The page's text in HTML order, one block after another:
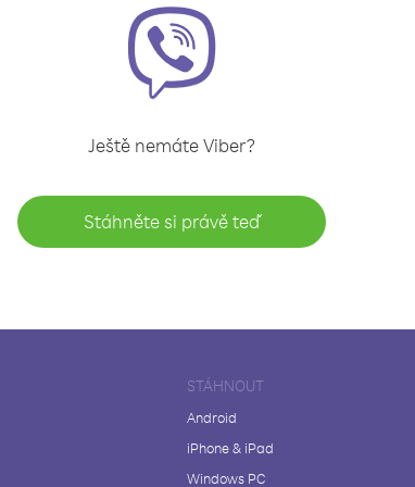
Ještě nemáte Viber?
Stáhněte si právě teď
STÁHNOUT
Android
iPhone & iPad
Windows PC